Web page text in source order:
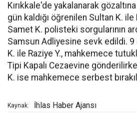
Kırıkkale'de yakalanarak
gün kaldığı öğrenilen Sultan K. ile
Samet K. polisteki sorgularının
Samsun Adliyesine sevk edildi. 9
K. ile Raziye Y., mahkemece
Tipi Kapalı Cezaevine
K. ise mahkemece serbest
Kaynak: İhlas Haber Ajansı